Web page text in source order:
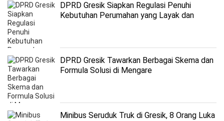
DPRD Gresik Siapkan Regulasi Penuhi
Kebutuhan Perumahan yang Layak dan
DPRD Gresik Tawarkan Berbagai Skema dan
Formula Solusi di Mengare
Minibus Seruduk Truk di Gresik, 8 Orang Luka